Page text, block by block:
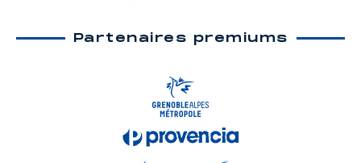
Partenaires premiums